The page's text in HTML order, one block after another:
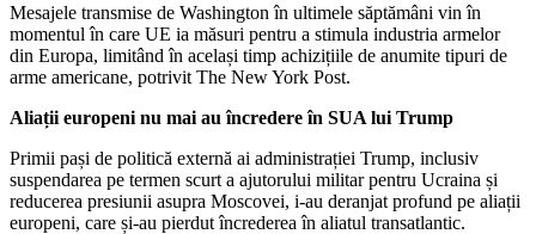
Mesajele transmise de Washington în ultimele săptămâni vin în
momentul în care UE ia măsuri pentru a stimula industria armelor
din Europa, limitând în același timp achizițiile de anumite tipuri de
arme americane, potrivit The New York Post.
Aliații europeni nu mai au încredere în SUA lui Trump
Primii pași de politică externă ai administrației Trump, inclusiv
suspendarea pe termen scurt a ajutorului militar pentru Ucraina și
reducerea presiunii asupra Moscovei, i-au deranjat profund pe aliații
europeni, care și-au pierdut încrederea în aliatul transatlantic.